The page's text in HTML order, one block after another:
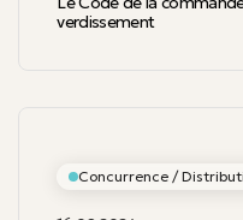
verdissement
Concurrence /